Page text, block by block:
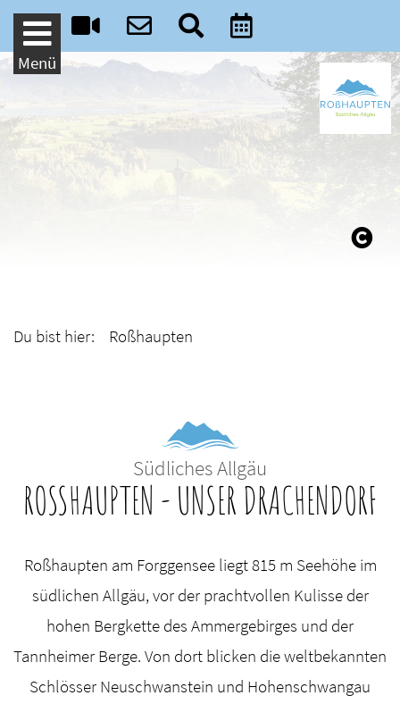
Weiter zum Inhalt
Menü
Du bist hier: Roßhaupten
Südliches Allgäu
ROSSHAUPTEN - UNSER DRACHENDORF
Roßhaupten am Forggensee liegt 815 m Seehöhe im
südlichen Allgäu, vor der prachtvollen Kulisse der
hohen Bergkette des Ammergebirges und der
Tannheimer Berge. Von dort blicken die weltbekannten
Schlösser Neuschwanstein und Hohenschwangau